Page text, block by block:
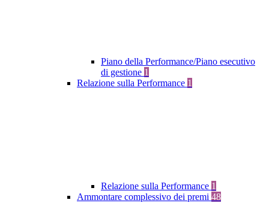
Piano della Performance/Piano esecutivo
di gestione 1
Relazione sulla Performance 1
Relazione sulla Performance 1
Ammontare complessivo dei premi 48